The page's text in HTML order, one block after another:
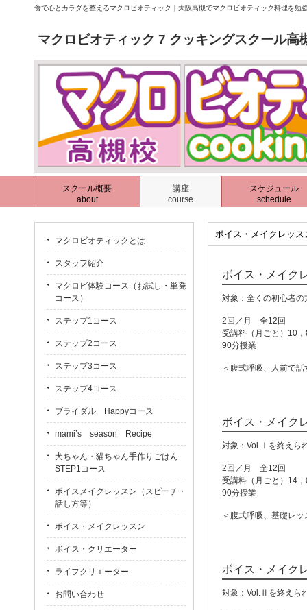
食で心とカラダを整えるマクロビオティック｜大阪高槻でマクロビオティック料理を
マクロビオティック 7 クッキングスクール高
スクール概要
about
講座
course
スケジュール
schedule
ボイス・メイクレッス
ボイス・メイク
対象：全くの初心者の
2回／月 全12回
受講料（月ごと）10
90分授業
＜腹式呼吸、人前で
ボイス・メイク
対象：Vol.Ⅰを終えら
2回／月 全12回
受講料（月ごと）14
90分授業
＜腹式呼吸、基礎レ
ボイス・メイク
対象：Vol.Ⅱを終えら
マクロビオティックとは
スタッフ紹介
マクロビ体験コース（お試し・単発
コース）
ステップ1コース
ステップ2コース
ステップ3コース
ステップ4コース
ブライダル Happyコース
mami’s season Recipe
犬ちゃん・猫ちゃん手作りごはん
STEP1コース
ボイスメイクレッスン（スピーチ・
話し方等）
ボイス・メイクレッスン
ボイス・クリエーター
ライフクリエーター
お問い合わせ